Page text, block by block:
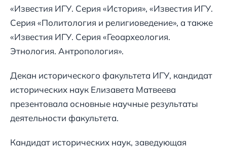
«Известия ИГУ. Серия «История», «Известия ИГУ.
Серия «Политология и религиоведение», а также
«Известия ИГУ. Серия «Геоархеология.
Этнология. Антропология».
Декан исторического факультета ИГУ, кандидат
исторических наук Елизавета Матвеева
презентовала основные научные результаты
деятельности факультета.
Кандидат исторических наук, заведующая